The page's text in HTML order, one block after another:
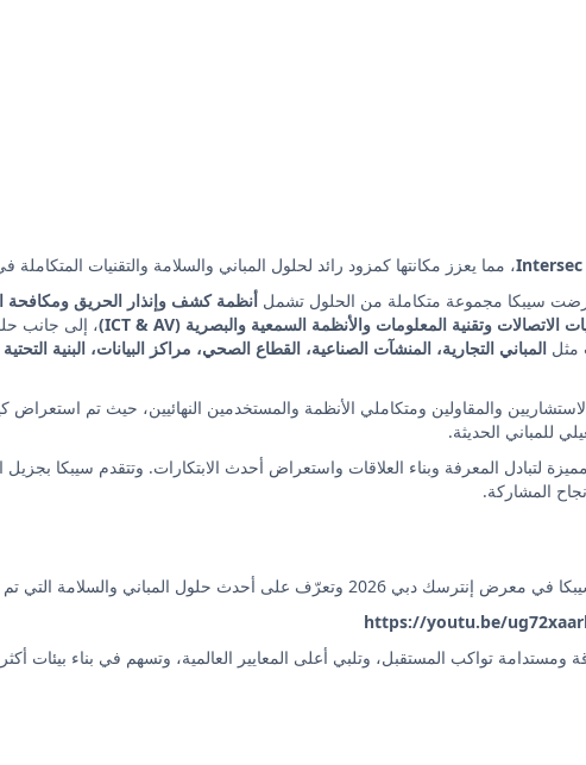
Intersec، مما يعزز مكانتها كمزود رائد لحلول المباني والسلامة والتقنيات المتكاملة
سيبكا مجموعة متكاملة من الحلول تشمل
، إلى جانب
مثل المباني التجارية، المنشآت الصناعية، القطاع الصحي، مراكز البيانات، البنية
والمقاولين ومتكاملي الأنظمة والمستخدمين النهائيين، حيث تم استعراض
للمباني الحديثة.
إنترسك دبي 2026 منصة مميزة لتبادل المعرفة وبناء العلاقات واستعراض أحدث الابتكارات. وتتقدم
المشاركة.
حلول المباني والسلامة التي تم عرضها خلال الحدث.
https://youtu.be/
ومستدامة تواكب المستقبل، وتلبي أعلى المعايير العالمية، وتسهم في بناء بيئات